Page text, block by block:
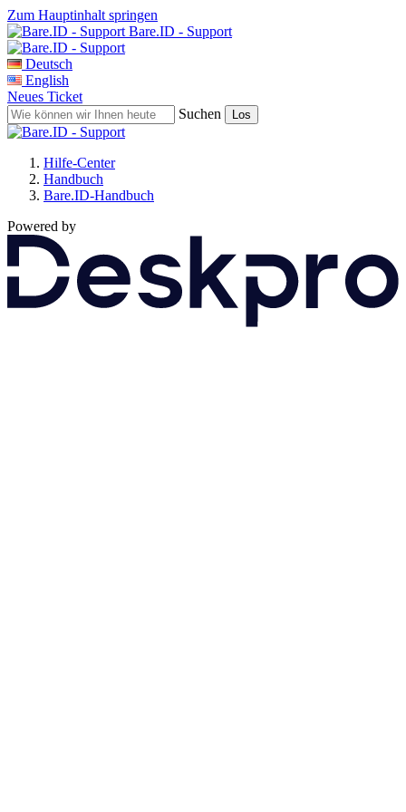
Zum Hauptinhalt springen
Bare.ID - Support
Deutsch
English
Neues Ticket
Suchen
Hilfe-Center
Handbuch
Bare.ID-Handbuch
Powered by